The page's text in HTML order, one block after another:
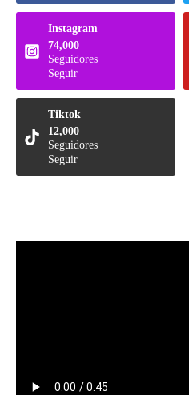
Instagram
74,000
Seguidores
Seguir
Tiktok
12,000
Seguidores
Seguir